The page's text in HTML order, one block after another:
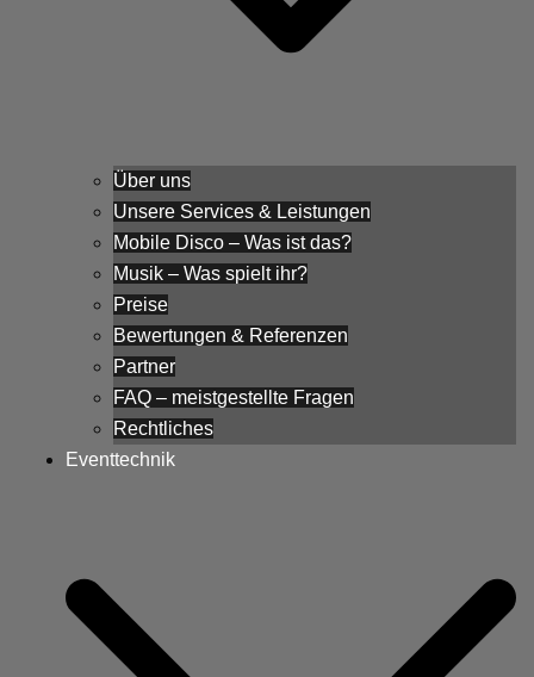
Über uns
Unsere Services & Leistungen
Mobile Disco – Was ist das?
Musik – Was spielt ihr?
Preise
Bewertungen & Referenzen
Partner
FAQ – meistgestellte Fragen
Rechtliches
Eventtechnik